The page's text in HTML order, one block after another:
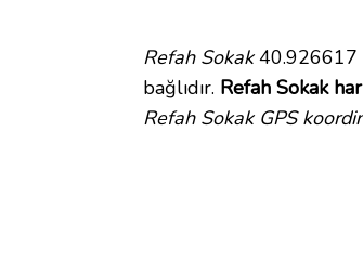
Refah Sokak40.926617
bağlıdır. Refah Sokak
Refah Sokak GPS